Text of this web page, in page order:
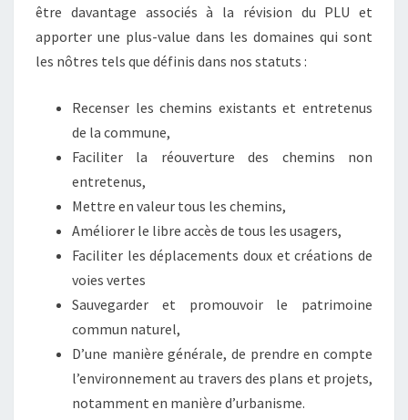
être davantage associés à la révision du PLU et
apporter une plus-value dans les domaines qui sont
les nôtres tels que définis dans nos statuts :
Recenser les chemins existants et entretenus
de la commune,
Faciliter la réouverture des chemins non
entretenus,
Mettre en valeur tous les chemins,
Améliorer le libre accès de tous les usagers,
Faciliter les déplacements doux et créations de
voies vertes
Sauvegarder et promouvoir le patrimoine
commun naturel,
D’une manière générale, de prendre en compte
l’environnement au travers des plans et projets,
notamment en manière d’urbanisme.